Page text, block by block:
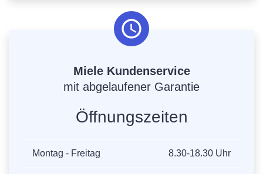
Miele Kundenservice
mit abgelaufener Garantie
Öffnungszeiten
Montag - Freitag 8.30-18.30 Uhr